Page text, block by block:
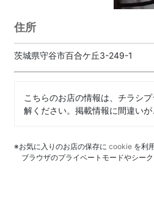
住所
茨城県守谷市百合ケ丘3-249-1
こちらのお店の情報は、チラシ
解ください。掲載情報に間違い
※お気に入りのお店の保存に cookie を利
ブラウザのプライベートモードやシー